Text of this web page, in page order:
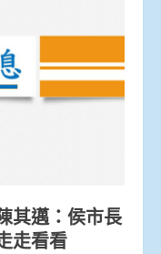
其邁：侯市長
走看看